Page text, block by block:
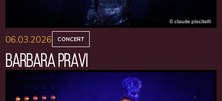
06.03.2026 CONCERT
BARBARA PRAVI